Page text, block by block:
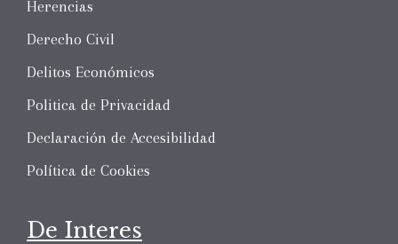
Herencias
Derecho Civil
Delitos Económicos
Politica de Privacidad
Declaración de Accesibilidad
Política de Cookies
De Interes